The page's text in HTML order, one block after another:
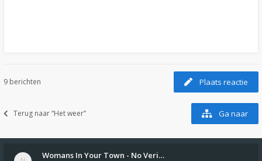
9 berichten Plaats reactie
Terug naar “Het weer” Ga naar
Womans In Your Town - No Veri…